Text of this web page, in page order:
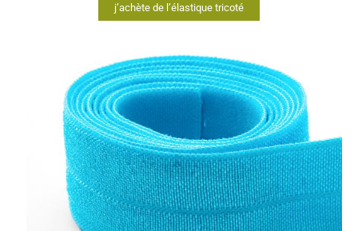
j’achète de l’élastique tricoté